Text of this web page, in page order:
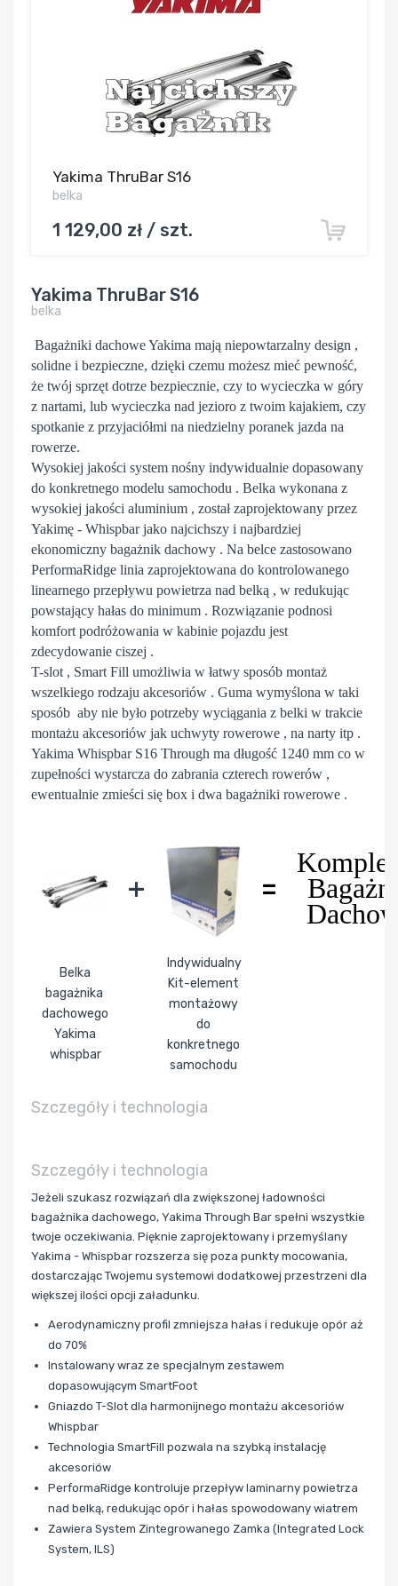
Yakima ThruBar S16
belka
1 129,00 zł / szt.
Yakima ThruBar S16
belka
Bagażniki dachowe Yakima mają niepowtarzalny design ,
solidne i bezpieczne, dzięki czemu możesz mieć pewność,
że twój sprzęt dotrze bezpiecznie, czy to wycieczka w góry
z nartami, lub wycieczka nad jezioro z twoim kajakiem, czy
spotkanie z przyjaciółmi na niedzielny poranek jazda na
rowerze.
Wysokiej jakości system nośny indywidualnie dopasowany
do konkretnego modelu samochodu . Belka wykonana z
wysokiej jakości aluminium , został zaprojektowany przez
Yakimę - Whispbar jako najcichszy i najbardziej
ekonomiczny bagażnik dachowy . Na belce zastosowano
PerformaRidge linia zaprojektowana do kontrolowanego
linearnego przepływu powietrza nad belką , w redukując
powstający hałas do minimum . Rozwiązanie podnosi
komfort podróżowania w kabinie pojazdu jest
zdecydowanie ciszej .
T-slot , Smart Fill umożliwia w łatwy sposób montaż
wszelkiego rodzaju akcesoriów . Guma wymyślona w taki
sposób aby nie było potrzeby wyciągania z belki w trakcie
montażu akcesoriów jak uchwyty rowerowe , na narty itp .
Yakima Whispbar S16 Through ma długość 1240 mm co w
zupełności wystarcza do zabrania czterech rowerów ,
ewentualnie zmieści się box i dwa bagażniki rowerowe .
+ =
Belka
bagażnika
dachowego
Yakima
whispbar
Indywidualny
Kit-element
montażowy
do
konkretnego
samochodu
Szczegóły i technologia
Szczegóły i technologia
Jeżeli szukasz rozwiązań dla zwiększonej ładowności
bagażnika dachowego, Yakima Through Bar spełni wszystkie
twoje oczekiwania. Pięknie zaprojektowany i przemyślany
Yakima - Whispbar rozszerza się poza punkty mocowania,
dostarczając Twojemu systemowi dodatkowej przestrzeni dla
większej ilości opcji załadunku.
Aerodynamiczny profil zmniejsza hałas i redukuje opór aż
do 70%
Instalowany wraz ze specjalnym zestawem
dopasowującym SmartFoot
Gniazdo T-Slot dla harmonijnego montażu akcesoriów
Whispbar
Technologia SmartFill pozwala na szybką instalację
akcesoriów
PerformaRidge kontroluje przepływ laminarny powietrza
nad belką, redukując opór i hałas spowodowany wiatrem
Zawiera System Zintegrowanego Zamka (Integrated Lock
System, ILS)